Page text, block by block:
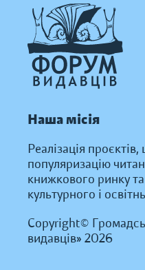
Наша місія
Реалізація
популяризацію
книжкового ринку
культурного і
Copyright©
видавців» 2026